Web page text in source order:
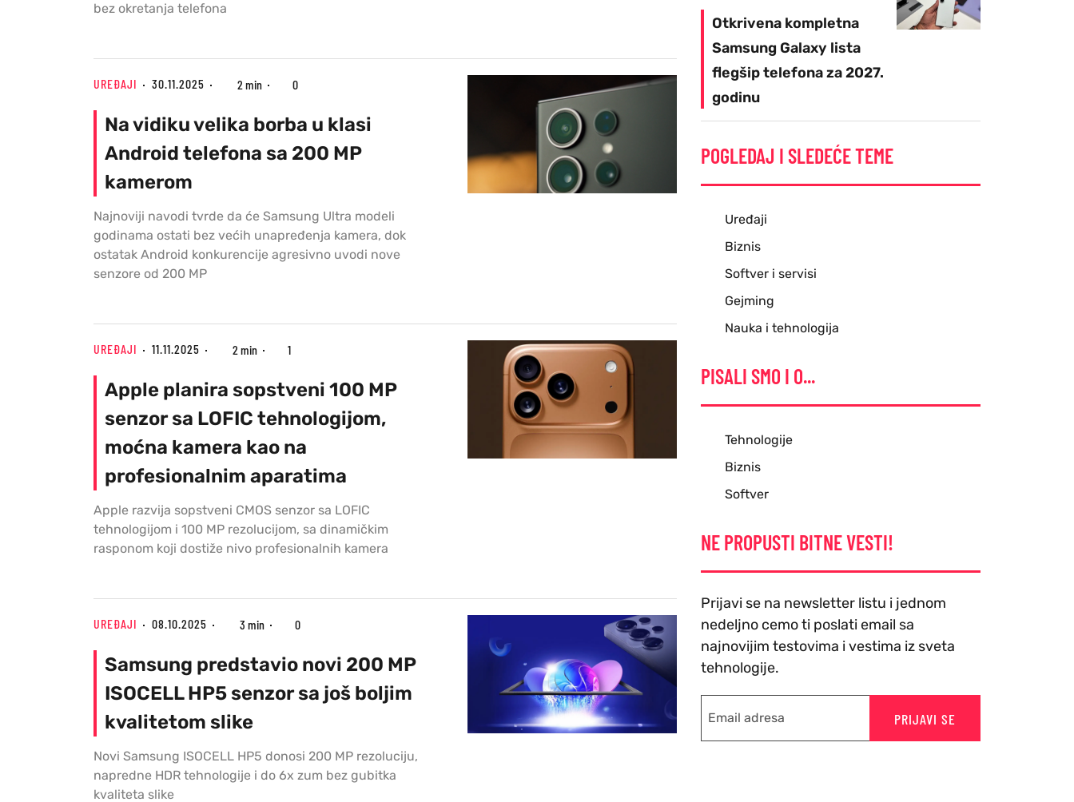
bez okretanja telefona
UREĐAJI 30.11.2025 2 min 0
Na vidiku velika borba u klasi
Android telefona sa 200 MP
kamerom
Najnoviji navodi tvrde da će Samsung Ultra modeli
godinama ostati bez većih unapređenja kamera, dok
ostatak Android konkurencije agresivno uvodi nove
senzore od 200 MP
UREĐAJI 11.11.2025 2 min 1
Apple planira sopstveni 100 MP
senzor sa LOFIC tehnologijom,
moćna kamera kao na
profesionalnim aparatima
Apple razvija sopstveni CMOS senzor sa LOFIC
tehnologijom i 100 MP rezolucijom, sa dinamičkim
rasponom koji dostiže nivo profesionalnih kamera
UREĐAJI 08.10.2025 3 min 0
Samsung predstavio novi 200 MP
ISOCELL HP5 senzor sa još boljim
kvalitetom slike
Novi Samsung ISOCELL HP5 donosi 200 MP rezoluciju,
napredne HDR tehnologije i do 6x zum bez gubitka
kvaliteta slike
Otkrivena kompletna
Samsung Galaxy lista
flegšip telefona za 2027.
godinu
POGLEDAJ I SLEDEĆE TEME
Uređaji
Biznis
Softver i servisi
Gejming
Nauka i tehnologija
PISALI SMO I O...
Tehnologije
Biznis
Softver
NE PROPUSTI BITNE VESTI!
Prijavi se na newsletter listu i jednom
nedeljno cemo ti poslati email sa
najnovijim testovima i vestima iz sveta
tehnologije.
PRIJAVI SE